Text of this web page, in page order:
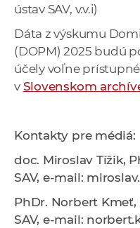
ústav SAV, v.v.i)
Dáta z výskumu
(DOPM) 2025 budú
účely voľne
v Slovenskom
Kontakty pre médiá:
doc. Miroslav Tížik,
SAV, e-mail:
PhDr. Norbert
SAV, e-mail: